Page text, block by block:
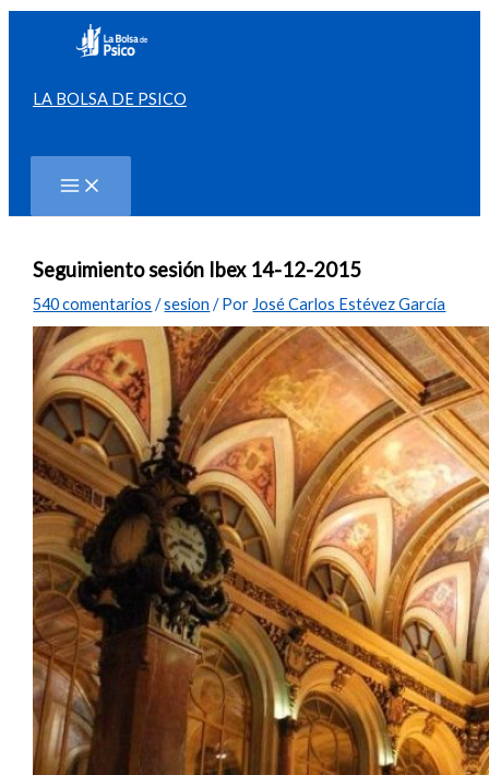
contenido
LA BOLSA DE PSICO
Seguimiento sesión Ibex 14-12-2015
540 comentarios /sesion / Por José Carlos Estévez García